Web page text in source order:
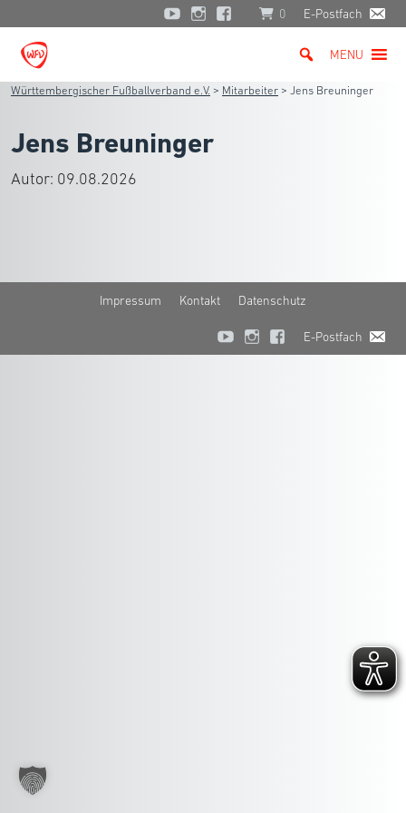
0 E-Postfach
MENU
Württembergischer Fußballverband e.V. > Mitarbeiter > Jens Breuninger
Jens Breuninger
Autor: 09.08.2026
Impressum Kontakt Datenschutz
E-Postfach